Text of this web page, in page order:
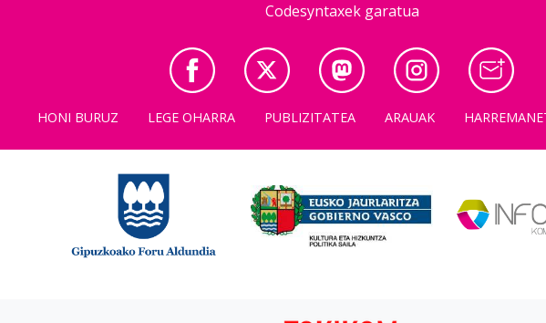
Codesyntaxek garatua
HONI BURUZ LEGE OHARRA PUBLIZITATEA ARAUAK